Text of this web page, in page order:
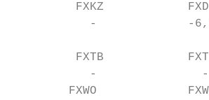
FXKZ
-             -
FXTB
-
FXWO